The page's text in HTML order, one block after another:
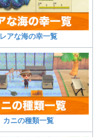
レアな海の幸一覧
カニの種類一覧